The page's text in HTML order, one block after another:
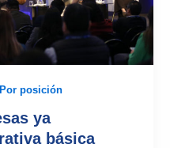
Por posición
ya
básica